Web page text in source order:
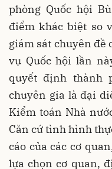
phòng Quốc hội
điểm khác biệt so
giám sát chuyên đề
vụ Quốc hội lần
quyết định thành
chuyên gia là đại
Kiểm toán Nhà
Căn cứ tình hình
cáo của các cơ
lựa chọn cơ quan,